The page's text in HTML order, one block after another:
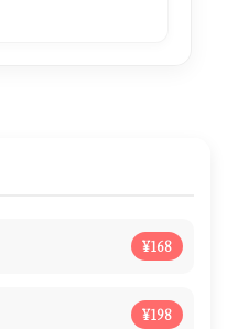
¥168
¥198